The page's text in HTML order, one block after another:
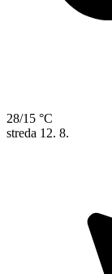
28/15 °C
streda 12. 8.